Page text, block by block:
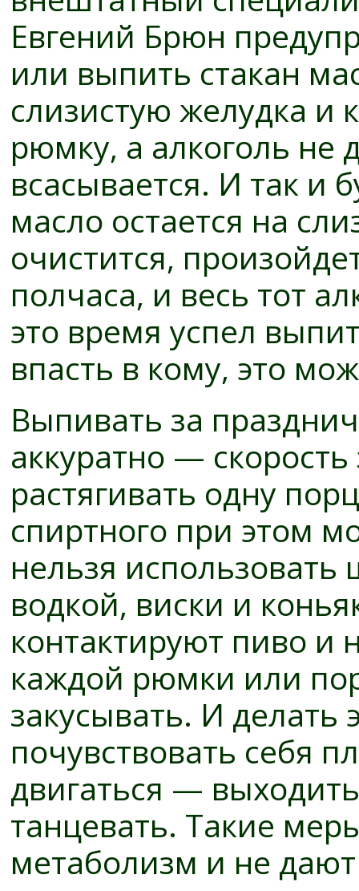
Евгений Брюн
или выпить стакан
слизистую желудка
рюмку, а алкоголь не
всасывается. И так и
масло остается на
очистится,
полчаса, и весь тот
это время успел
впасть в кому, это
Выпивать за
аккуратно —
растягивать одну
спиртного при этом
нельзя
водкой, виски и
контактируют пиво
каждой рюмки или
закусывать. И делать
почувствовать себя
двигаться —
танцевать. Такие
метаболизм и не